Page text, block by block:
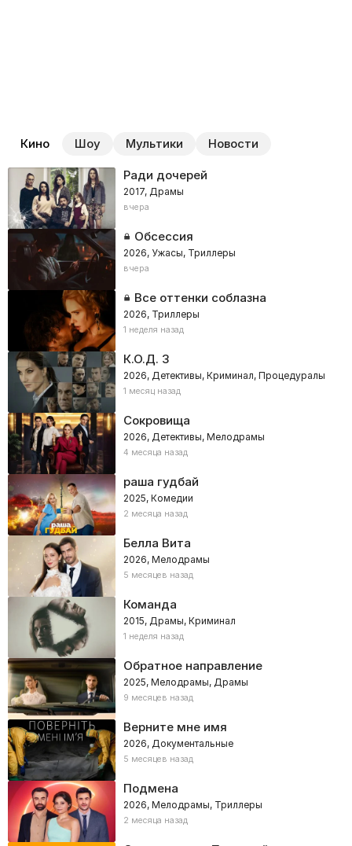
Кино Шоу Мультики Новости
Ради дочерей
2017, Драмы
вчера
Обсессия
2026, Ужасы, Триллеры
вчера
Все оттенки соблазна
2026, Триллеры
1 неделя назад
К.О.Д. 3
2026, Детективы, Криминал, Процедуралы
1 месяц назад
Сокровища
2026, Детективы, Мелодрамы
4 месяца назад
раша гудбай
2025, Комедии
2 месяца назад
Белла Вита
2026, Мелодрамы
5 месяцев назад
Команда
2015, Драмы, Криминал
1 неделя назад
Обратное направление
2025, Мелодрамы, Драмы
9 месяцев назад
Верните мне имя
2026, Документальные
5 месяцев назад
Подмена
2026, Мелодрамы, Триллеры
2 месяца назад